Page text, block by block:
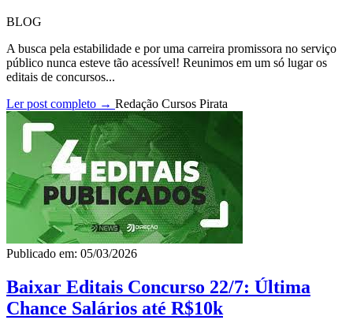
BLOG
A busca pela estabilidade e por uma carreira promissora no serviço
público nunca esteve tão acessível! Reunimos em um só lugar os
editais de concursos...
Ler post completo → Redação Cursos Pirata
Publicado em: 05/03/2026
Baixar Editais Concurso 22/7: Última
Chance Salários até R$10k